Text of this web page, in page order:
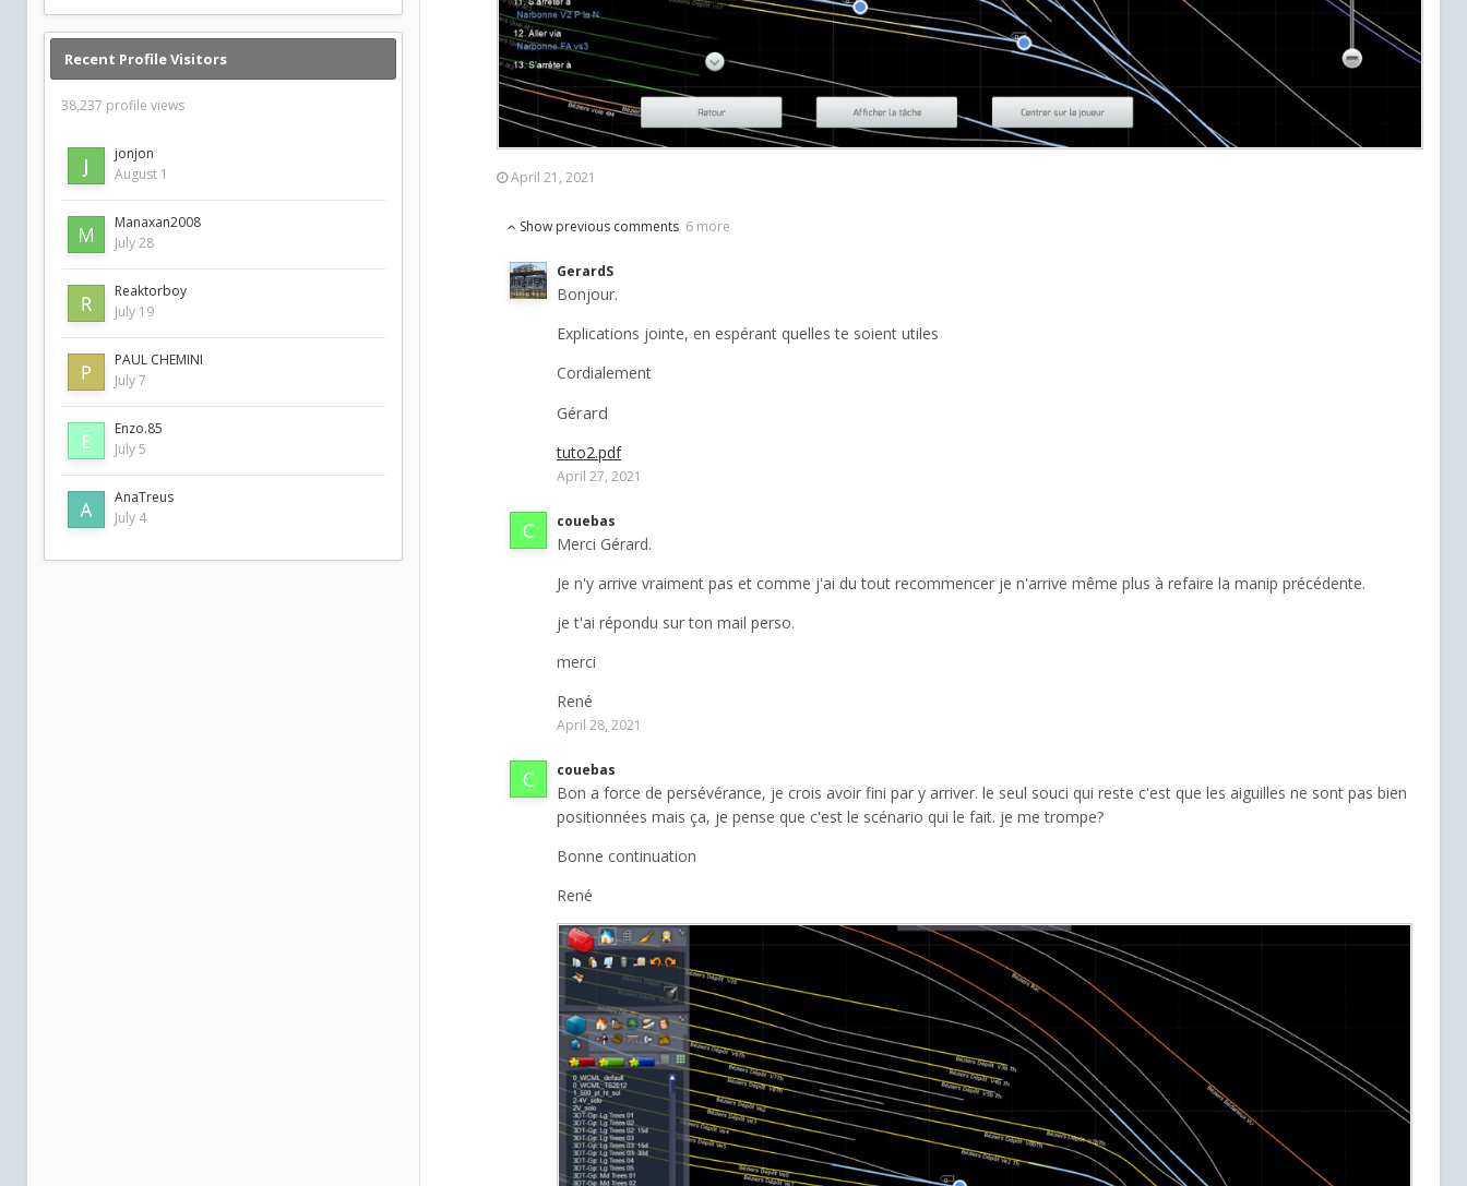
Recent Profile Visitors
38,237 profile views
jonjon
August 1
Manaxan2008
July 28
Reaktorboy
July 19
PAUL CHEMINI
July 7
Enzo.85
July 5
AnaTreus
July 4
April 21, 2021
Show previous comments 6 more
GerardS
Bonjour.
Explications jointe, en espérant quelles te soient utiles
Cordialement
Gérard
tuto2.pdf
April 27, 2021
couebas
Merci Gérard.
Je n'y arrive vraiment pas et comme j'ai du tout recommencer je n'arrive même plus à refaire la manip précédente.
je t'ai répondu sur ton mail perso.
merci
René
April 28, 2021
couebas
Bon a force de persévérance, je crois avoir fini par y arriver. le seul souci qui reste c'est que les aiguilles ne sont pas bien
positionnées mais ça, je pense que c'est le scénario qui le fait. je me trompe?
Bonne continuation
René